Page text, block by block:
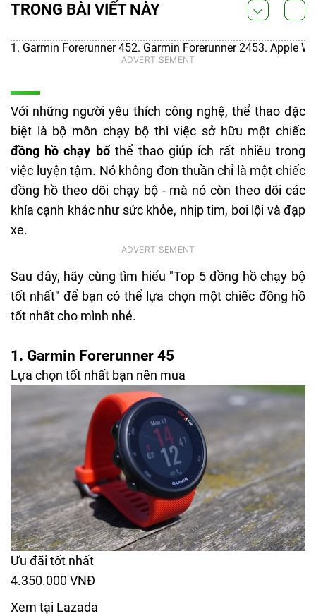
Với những người yêu thích công nghệ, thể thao đặc
biệt là bộ môn chạy bộ thì việc sở hữu một chiếc
đồng hồ chạy bổthể thao giúp ích rất nhiều trong
việc luyện tậm. Nó không đơn thuần chỉ là một chiếc
đồng hồ theo dõi chạy bộ - mà nó còn theo dõi các
khía cạnh khác như sức khỏe, nhịp tim, bơi lội và đạp
xe.
Sau đây, hãy cùng tìm hiểu "Top 5 đồng hồ chạy bộ
tốt nhất" để bạn có thể lựa chọn một chiếc đồng hồ
tốt nhất cho mình nhé.
1. Garmin Forerunner 45
Lựa chọn tốt nhất bạn nên mua
Ưu đãi tốt nhất
4.350.000 VNĐ
Xem tại Lazada
TRONG BÀI VIẾT NÀY
1. Garmin Forerunner 452. Garmin Forerunner 2453. Apple